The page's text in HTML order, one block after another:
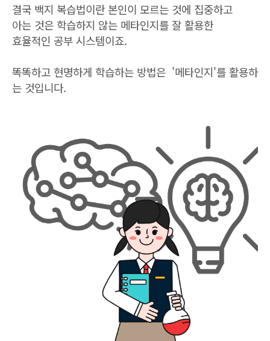
결국 백지 복습법이란 본인이 모르는 것에 집중하고
아는 것은 학습하지 않는 메타인지를 잘 활용한
효율적인 공부 시스템이죠.
똑똑하고 현명하게 학습하는 방법은 '메타인지'를 활용하
는 것입니다.